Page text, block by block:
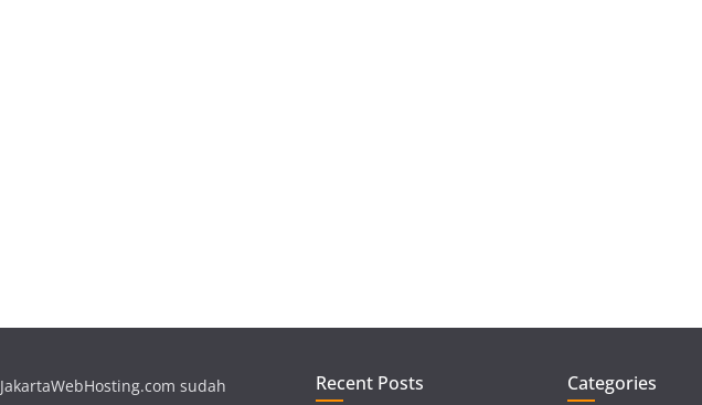
JakartaWebHosting.com sudah
Recent Posts Categories